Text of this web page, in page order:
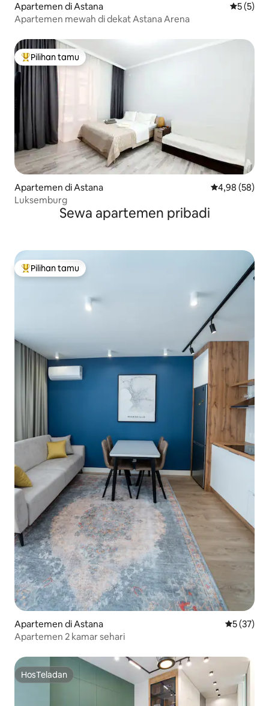
Apartemen di Astana Nilai
5 (5)
Apartemen mewah di dekat Astana Arena
Pilihan tamu terpopuler
Pilihan tamu
Apartemen di Astana Nilai rata-rata
4,98 (58)
Luksemburg
Sewa apartemen pribadi
Pilihan tamu terpopuler
Pilihan tamu
Apartemen di Astana Nilai rata-
5 (37)
Apartemen 2 kamar sehari
HosTeladan
HosTeladan